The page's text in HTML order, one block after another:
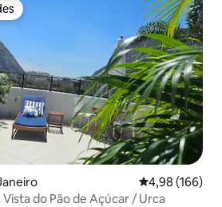
4,98 de uma
4,98 (166)
do Pão de Açúcar / Urca